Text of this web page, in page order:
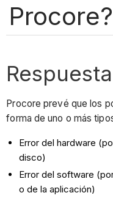
Procore?
Respuesta
Procore prevé que los
forma de uno o más
Error del hardware
disco)
Error del software
o de la aplicación)